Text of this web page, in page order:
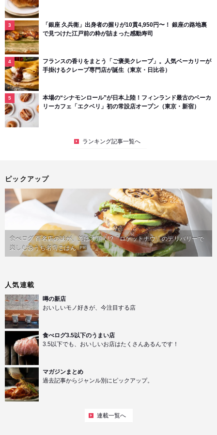
「銀座 久兵衛」出身者の握りが10貫4,950円〜！ 銀座の路地裏
で見つけた江戸前の粋が詰まった感動寿司
フランスの香りをまとう「ご褒美クレープ」。人気ベーカリーが
手掛けるクレープ専門店が誕生（東京・日比谷）
本場の“シナモンロール”が日本上陸！フィンランド最古のベーカ
リーカフェ「エクベリ」初の常設店オープン（東京・新宿）
ランキング記事一覧へ
ピックアップ
食べログ 百名店の味が、並ばず届く!?「ロケットナウ」のデリバリーで
楽しむおうち名店ごはん PR
人気連載
噂の新店
おいしいモノ好きが、今注目する店
食べログ3.5以下のうまい店
3.5以下でも、おいしいお店はたくさんあるんです！
マガジンまとめ
過去記事からジャンル別にピックアップ。
連載一覧へ